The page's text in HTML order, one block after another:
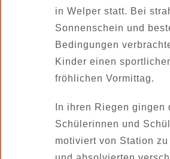
in Welper statt. Bei
Sonnenschein und
Bedingungen
Kinder einen
fröhlichen Vormittag.
In ihren Riegen gingen
Schülerinnen und
motiviert von Station zu